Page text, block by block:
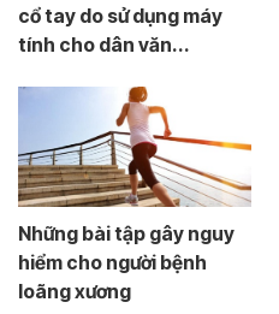
cổ tay do sử dụng máy
tính cho dân văn...
Những bài tập gây nguy
hiểm cho người bệnh
loãng xương